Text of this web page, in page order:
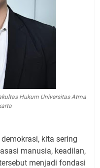
Hukum Universitas Atma
kita sering
manusia, keadilan,
menjadi fondasi